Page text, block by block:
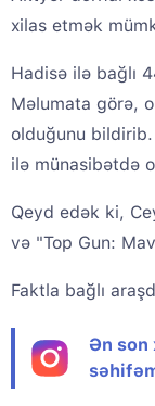
xilas etmək
Hadisə ilə bağlı
Məlumata görə,
olduğunu bildirib.
ilə münasibətdə
Qeyd edək ki,
və "Top Gun:
Faktla bağlı
Ən son